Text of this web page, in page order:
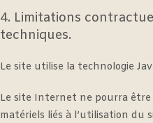
4. Limitations
techniques.
Le site utilise la technologie
Le site Internet ne pourra être
matériels liés à l’utilisation du